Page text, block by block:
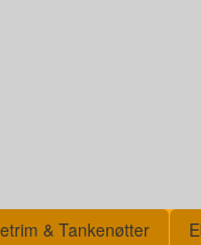
& Tankenøtter